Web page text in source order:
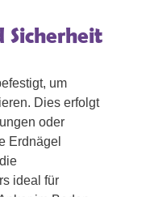
um
Dies erfolgt
oder
Erdnägel
ideal für